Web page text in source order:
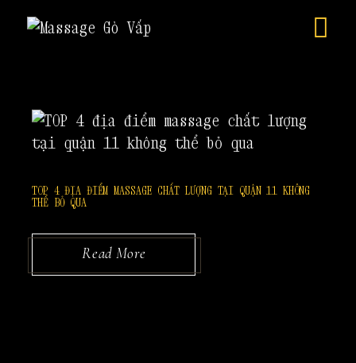
TOP 4 ĐỊA ĐIỂM MASSAGE CHẤT LƯỢNG TẠI QUẬN 11 KHÔNG
THỂ BỎ QUA
Read More